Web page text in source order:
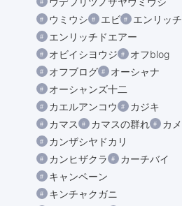
ウミウシ
エビ
エンリッチ
エンリッチドエアー
オビイシヨウジ
オフblog
オフブログ
オーシャナ
オーシャンズ十二
カエルアンコウ
カジキ
カマス
カマスの群れ
カメ
カンザシヤドカリ
カンヒザクラ
カーチバイ
キャンペーン
キンチャクガニ